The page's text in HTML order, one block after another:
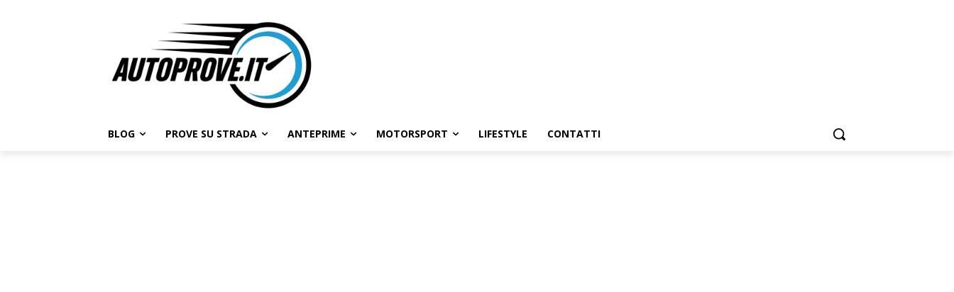
BLOG PROVE SU STRADA ANTEPRIME MOTORSPORT LIFESTYLE CONTATTI